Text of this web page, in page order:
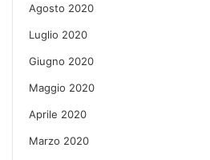
Agosto 2020
Luglio 2020
Giugno 2020
Maggio 2020
Aprile 2020
Marzo 2020